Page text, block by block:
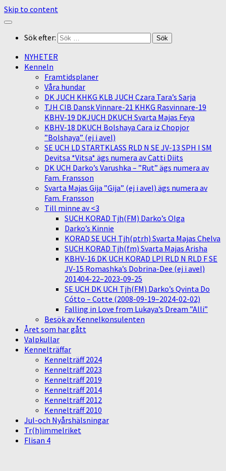
Skip to content
Sök efter:
NYHETER
Kenneln
Framtidsplaner
Våra hundar
DK JUCH KHKG KLB JUCH Czara Tara’s Sarja
TJH CIB Dansk Vinnare-21 KHKG Rasvinnare-19
KBHV-19 DKJUCH DKUCH Svarta Majas Feya
KBHV-18 DKUCH Bolshaya Cara iz Chopjor
”Bolshaya” (ej i avel)
SE UCH LD STARTKLASS RLD N SE JV-13 SPH I SM
Devitsa *Vitsa* ägs numera av Catti Diits
DK UCH Darko’s Varushka – ”Rut” ägs numera av
Fam. Fransson
Svarta Majas Gija ”Gija” (ej i avel) ägs numera av
Fam. Fransson
Till minne av <3
SUCH KORAD Tjh(FM) Darko’s Olga
Darko’s Kinnie
KORAD SE UCH Tjh(ptrh) Svarta Majas Chelva
SUCH KORAD Tjh(fm) Svarta Majas Arisha
KBHV-16 DK UCH KORAD LPI RLD N RLD F SE
JV-15 Romashka’s Dobrina-Dee (ej i avel)
201404-22–2023-09-25
SE UCH DK UCH Tjh(FM) Darko’s Qvinta Do
Cótto – Cotte (2008-09-19–2024-02-02)
Falling in Love from Lukaya’s Dream ”Alli”
Besök av Kennelkonsulenten
Året som har gått
Valpkullar
Kennelträffar
Kennelträff 2024
Kennelträff 2023
Kennelträff 2019
Kennelträff 2014
Kennelträff 2012
Kennelträff 2010
Jul-och Nyårshälsningar
Tr(h)immelriket
Flisan 4